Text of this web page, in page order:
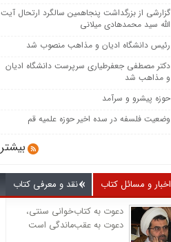
گزارشی از بزرگداشت پنجاهمین سالگرد ارتحال آیت
الله سید محمدهادی میلانی
رئیس دانشگاه ادیان و مذاهب منصوب شد
دکتر مصطفی جعفرطیاری سرپرست دانشگاه ادیان
و مذاهب شد
حوزه پیشرو و سرآمد
وضعیت فلسفه در سده اخیر حوزه علمیه قم
بیشتر
اخبار و مسائل کتاب نقد و معرفی کتاب
دعوت به کتاب‌خوانی سنتی،
دعوت به عقب‌ماندگی است